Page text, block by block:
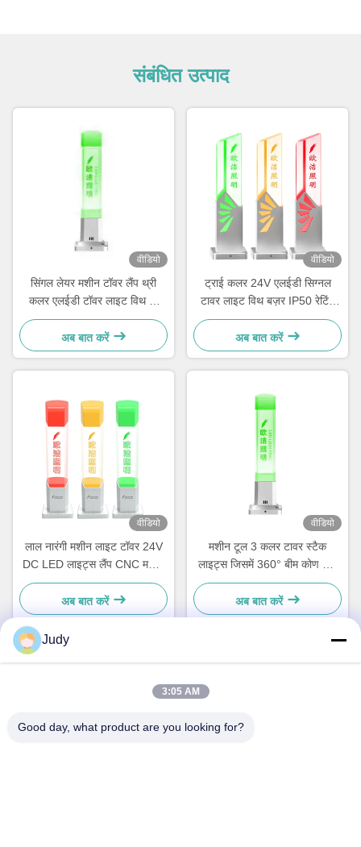
संबंधित उत्पाद
वीडियो
सिंगल लेयर मशीन टॉवर लैंप थ्री
कलर एलईडी टॉवर लाइट विथ नो
डिमर सपोर्ट
अब बात करें
वीडियो
ट्राई कलर 24V एलईडी सिग्नल
टावर लाइट विथ बज़र IP50 रेटिंग
360° बीम एंगल
अब बात करें
वीडियो
लाल नारंगी मशीन लाइट टॉवर 24V
DC LED लाइट्स लैंप CNC मशीन
के लिए बजर अलार्म के साथ
अब बात करें
वीडियो
मशीन टूल 3 कलर टावर स्टैक
लाइट्स जिसमें 360° बीम कोण और
80 Ra कलर रेंडरिंग इंडेक्स है
अब बात करें
पता
Judy
3:05 AM
Good day, what product are you looking for?